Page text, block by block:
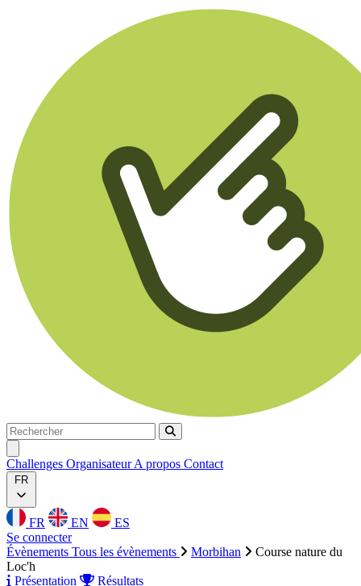
Rechercher
Rechercher
Challenges OrganisateurA propos Contact
FR
FR EN
ES
Se connecter
Évènements Tous les évènements Morbihan
Course nature du
Loc'h
Présentation
Résultats